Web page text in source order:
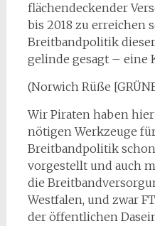
flächendeckender
bis 2018 zu erreichen
Breitbandpolitik
gelinde gesagt – eine
(Norwich Rüße
Wir Piraten haben
nötigen Werkzeuge
Breitbandpolitik
vorgestellt und auch
die
Westfalen, und zwar
der öffentlichen